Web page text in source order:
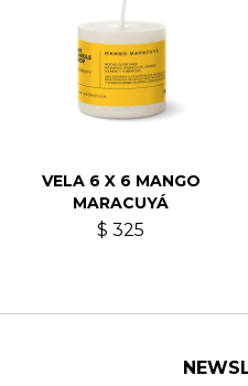
VELA 6 X 6 MANGO
MARACUYÁ
$ 325